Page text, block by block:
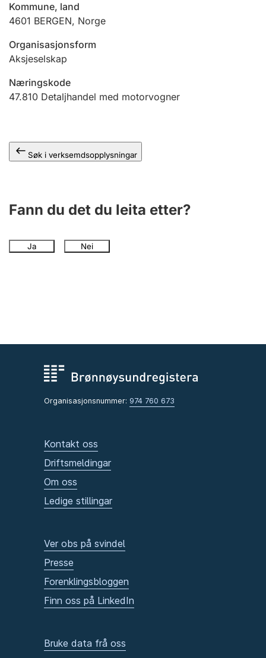
Ektepaktrettleiaren
Andre tema
Kommune, land
4601 BERGEN, Norge
Organisasjonsform
Aksjeselskap
Næringskode
47.810 Detaljhandel med motorvogner
Søk i verksemdsopplysningar
Fann du det du leita etter?
Ja Nei
Organisasjonsnummer: 974 760 673
Kontakt oss
Driftsmeldingar
Om oss
Ledige stillingar
Ver obs på svindel
Presse
Forenklingsbloggen
Finn oss på LinkedIn
Bruke data frå oss